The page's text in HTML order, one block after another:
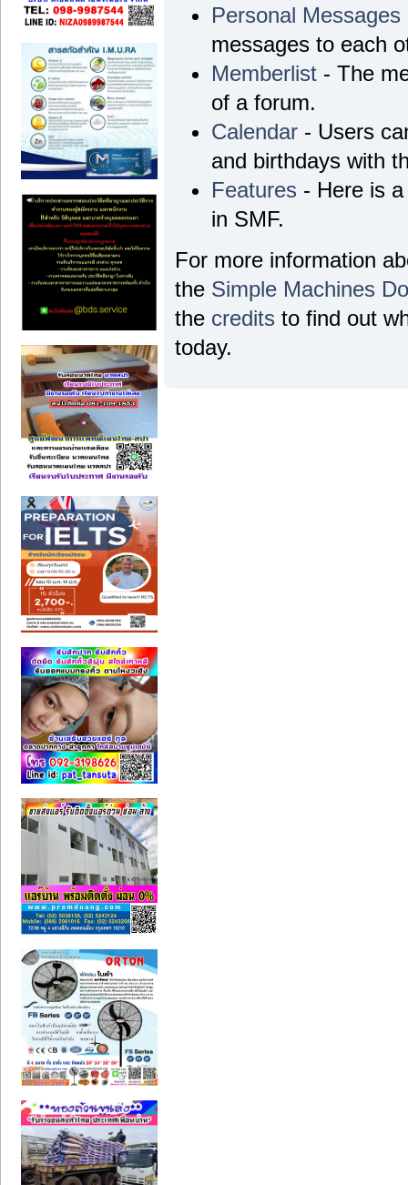
Personal Messages
messages to each
Memberlist - The
of a forum.
Calendar - Users
and birthdays with
Features - Here is
in SMF.
For more information
the Simple Machines
the credits to find out
today.